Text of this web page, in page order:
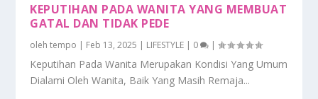
KEPUTIHAN PADA WANITA YANG MEMBUAT
GATAL DAN TIDAK PEDE
olehtempo | Feb 13, 2025 | LIFESTYLE | 0 |
Keputihan Pada Wanita Merupakan Kondisi Yang Umum
Dialami Oleh Wanita, Baik Yang Masih Remaja...